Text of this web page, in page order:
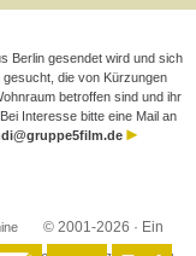
Berlin gesendet wird und sich
die von Kürzungen
betroffen sind und ihr
Interesse bitte eine Mail an
© 2001-2026 · Ein